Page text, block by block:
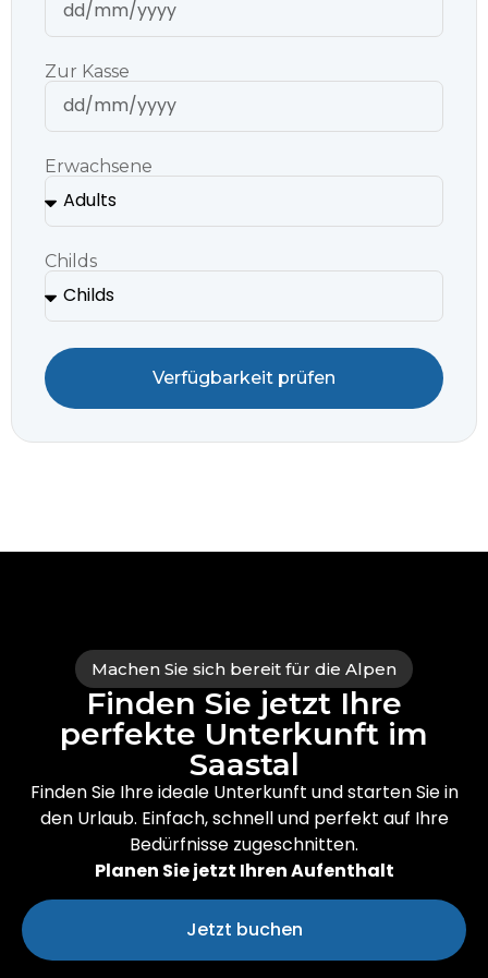
Zur Kasse
Erwachsene
Childs
Verfügbarkeit prüfen
Machen Sie sich bereit für die Alpen
Finden Sie jetzt Ihre
perfekte Unterkunft im
Saastal
Finden Sie Ihre ideale Unterkunft und starten Sie in
den Urlaub. Einfach, schnell und perfekt auf Ihre
Bedürfnisse zugeschnitten.
Planen Sie jetzt Ihren Aufenthalt
Jetzt buchen